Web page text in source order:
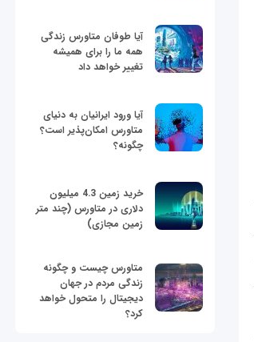
آیا طوفان متاورس زندگی
همه ما را برای همیشه
تغییر خواهد داد
آیا ورود ایرانیان به دنیای
متاورس امکان‌پذیر است؟
چگونه؟
خرید زمین 4.3 میلیون
دلاری در متاورس (چند متر
زمین مجازی)
متاورس چیست و چگونه
زندگی مردم در جهان
دیجیتال را متحول خواهد
کرد؟